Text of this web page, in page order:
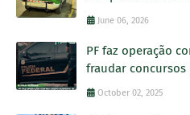
June 06, 2026
PF faz operação
fraudar concursos
October 02, 2025